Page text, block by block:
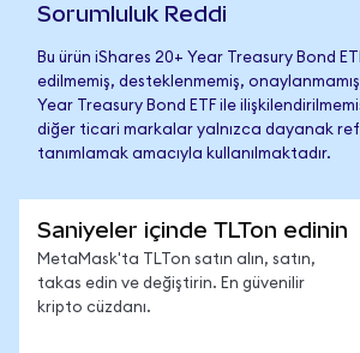
Sorumluluk Reddi
Bu ürün iShares 20+ Year Treasury Bond
edilmemiş, desteklenmemiş,
Year Treasury Bond ETF ile
diğer ticari markalar yalnızca dayanak
tanımlamak amacıyla kullanılmaktadır.
Saniyeler içinde TLTon edinin
MetaMask'ta TLTon satın alın, satın,
takas edin ve değiştirin. En güvenilir
kripto cüzdanı.